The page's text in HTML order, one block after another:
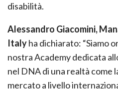
disabilità.
Alessandro Giacomini,
Italyha dichiarato: “Siamo
nostra Academy dedicata
nel DNA di una realtà come
mercato a livello